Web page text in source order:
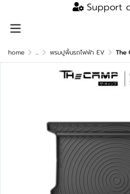
Support
home ... พรมปูพื้นรถไฟฟ้า EV The Camp